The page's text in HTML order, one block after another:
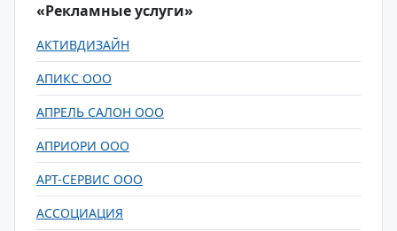
«Рекламные услуги»
АКТИВДИЗАЙН
АПИКС ООО
АПРЕЛЬ САЛОН ООО
АПРИОРИ ООО
АРТ-СЕРВИС ООО
АССОЦИАЦИЯ